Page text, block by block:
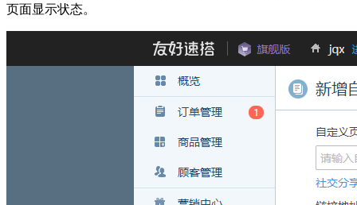
页面显示状态。